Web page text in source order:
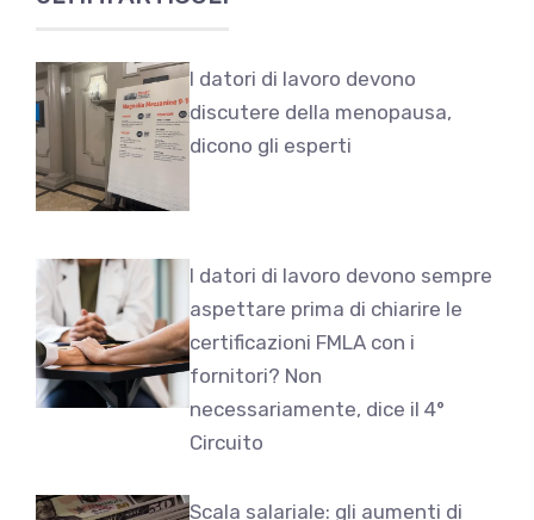
I datori di lavoro devono
discutere della menopausa,
dicono gli esperti
I datori di lavoro devono sempre
aspettare prima di chiarire le
certificazioni FMLA con i
fornitori? Non
necessariamente, dice il 4°
Circuito
Scala salariale: gli aumenti di